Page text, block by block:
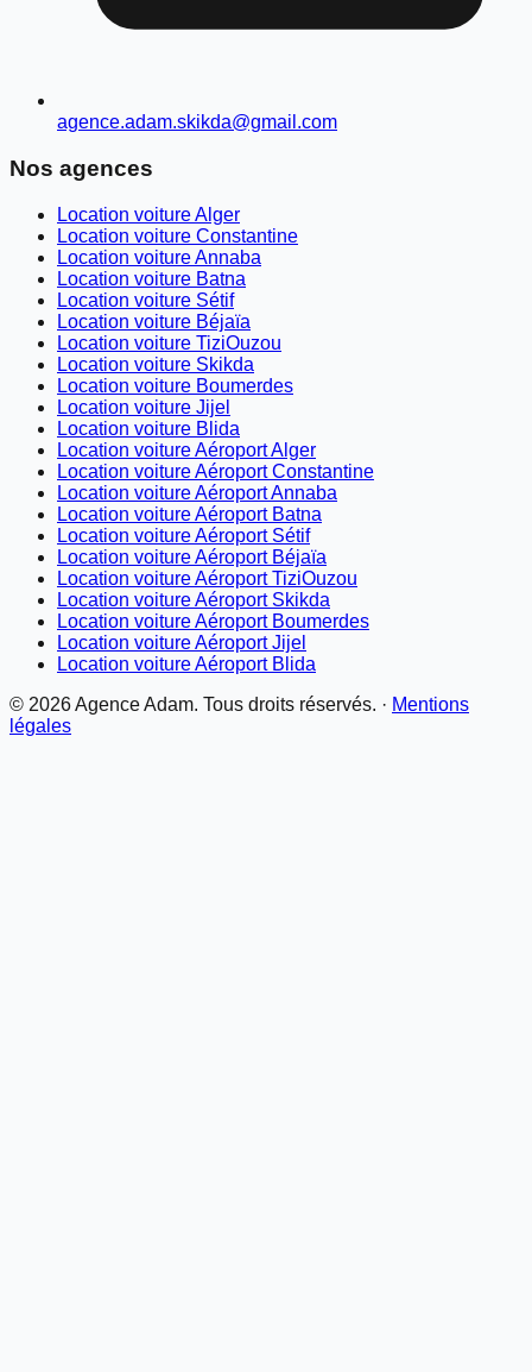
agence.adam.skikda@gmail.com
Nos agences
Location voiture Alger
Location voiture Constantine
Location voiture Annaba
Location voiture Batna
Location voiture Sétif
Location voiture Béjaïa
Location voiture TiziOuzou
Location voiture Skikda
Location voiture Boumerdes
Location voiture Jijel
Location voiture Blida
Location voiture Aéroport Alger
Location voiture Aéroport Constantine
Location voiture Aéroport Annaba
Location voiture Aéroport Batna
Location voiture Aéroport Sétif
Location voiture Aéroport Béjaïa
Location voiture Aéroport TiziOuzou
Location voiture Aéroport Skikda
Location voiture Aéroport Boumerdes
Location voiture Aéroport Jijel
Location voiture Aéroport Blida
© 2026Agence Adam. Tous droits réservés. · Mentions
légales